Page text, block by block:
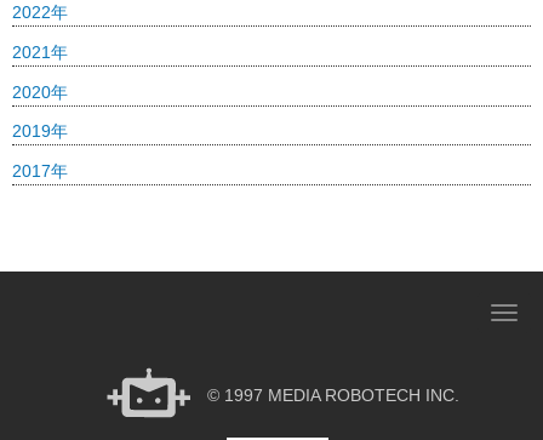
2022年
2021年
2020年
2019年
2017年
N
© 1997 MEDIA ROBOTECH INC.